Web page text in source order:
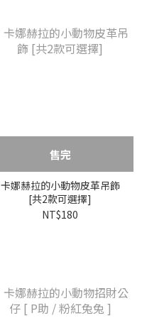
售完
卡娜赫拉的小動物皮革吊飾
[共2款可選擇]
NT$180